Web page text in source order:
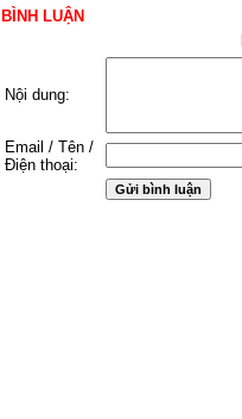
BÌNH LUẬN
Nội dung:
Email / Tên /
Điện thoại: